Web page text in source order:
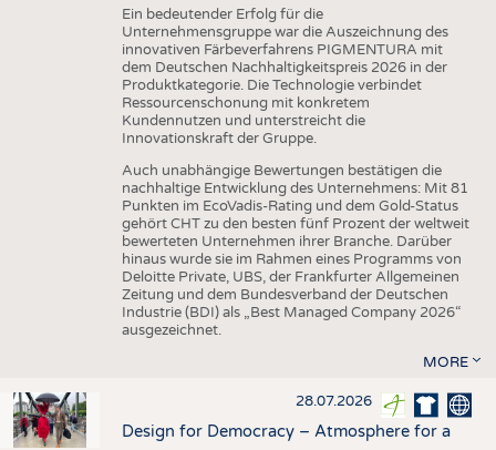
ADRESSEN & LINKS
PUBLIKATIONEN
BRANCHENTERMINE
Ein bedeutender Erfolg für die
Unternehmensgruppe war die Auszeichnung des
innovativen Färbeverfahrens PIGMENTURA mit
dem Deutschen Nachhaltigkeitspreis 2026 in der
Produktkategorie. Die Technologie verbindet
Ressourcenschonung mit konkretem
Kundennutzen und unterstreicht die
Innovationskraft der Gruppe.
Auch unabhängige Bewertungen bestätigen die
nachhaltige Entwicklung des Unternehmens: Mit 81
Punkten im EcoVadis-Rating und dem Gold-Status
gehört CHT zu den besten fünf Prozent der weltweit
bewerteten Unternehmen ihrer Branche. Darüber
hinaus wurde sie im Rahmen eines Programms von
Deloitte Private, UBS, der Frankfurter Allgemeinen
Zeitung und dem Bundesverband der Deutschen
Industrie (BDI) als „Best Managed Company 2026“
ausgezeichnet.
MORE
28.07.2026
Design for Democracy – Atmosphere for a